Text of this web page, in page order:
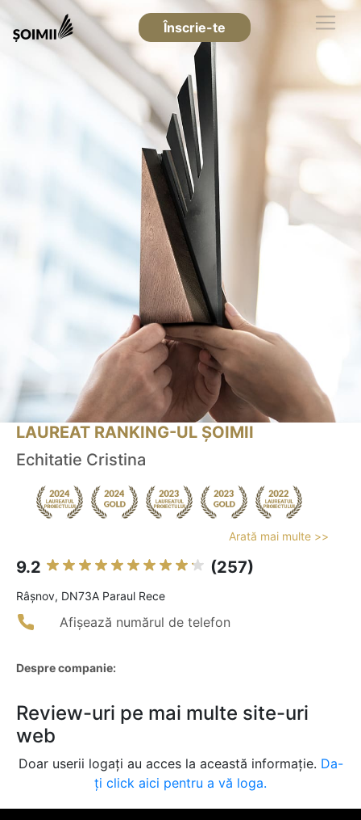
Înscrie-te
LAUREAT RANKING-UL ȘOIMII
Echitatie Cristina
Arată mai multe >>
9.2 (257)
Râşnov, DN73A Paraul Rece
Afișează numărul de telefon
Despre companie:
Review-uri pe mai multe site-uri
web
Doar userii logați au acces la această informație. Da-
ți click aici pentru a vă loga.